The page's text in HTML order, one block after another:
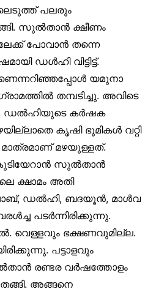
പലരും
സുല്‍താന്‍ ക്ഷീണം
പോവാന്‍ തന്നെ
ഡള്‍ഹി വിട്ടിട്ട്.
യമുനാ
തമ്പടിച്ചു. അവിടെ
ഡല്‍ഹിയുടെ കര്‍ഷക
കൃഷി ഭൂമികള്‍ വറ്റി
മഴയുള്ളത്.
സുല്‍താന്‍
ക്ഷാമം അതി
ഡല്‍ഹി, ബദയൂന്‍, മാള്‍വ
പടര്‍ന്നിരിക്കുന്നു.
വെള്ളവും ഭക്ഷണവുമില്ല.
പട്ടാളവും
രണ്ടര വര്‍ഷത്തോളം
അങ്ങനെ